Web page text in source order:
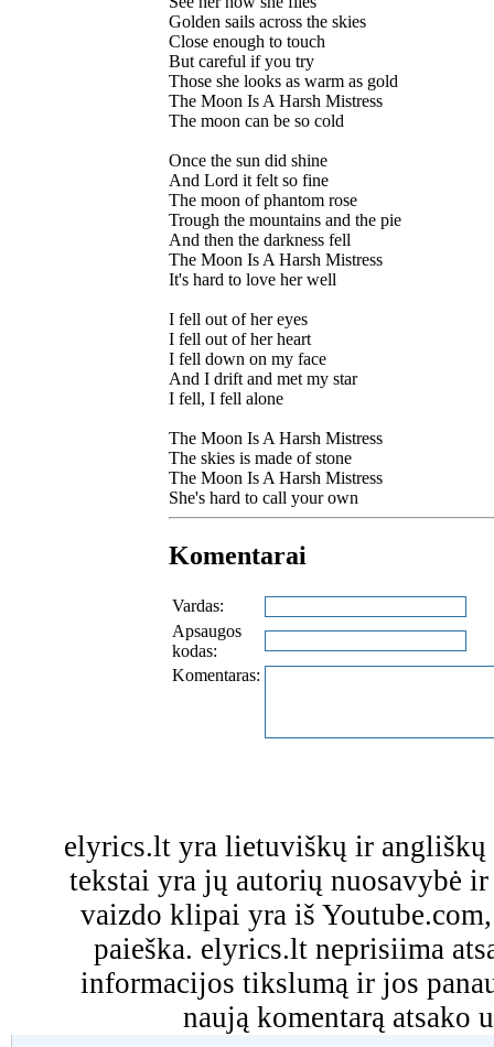
Golden sails across the skies
Close enough to touch
But careful if you try
Those she looks as warm as gold
The Moon Is A Harsh Mistress
The moon can be so cold
Once the sun did shine
And Lord it felt so fine
The moon of phantom rose
Trough the mountains and the pie
And then the darkness fell
The Moon Is A Harsh Mistress
It's hard to love her well
I fell out of her eyes
I fell out of her heart
I fell down on my face
And I drift and met my star
I fell, I fell alone
The Moon Is A Harsh Mistress
The skies is made of stone
The Moon Is A Harsh Mistress
She's hard to call your own
Komentarai
Vardas:
Apsaugos
kodas:
Komentaras:
elyrics.lt yra lietuviškų ir angliškų
tekstai yra jų autorių nuosavybė
vaizdo klipai yra iš
paieška. elyrics.lt neprisiima
informacijos tikslumą ir jos
naują komentarą atsako